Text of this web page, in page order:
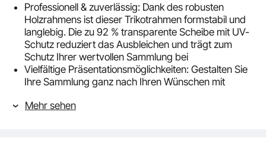
Professionell & zuverlässig: Dank des robusten
Holzrahmens ist dieser Trikotrahmen formstabil und
langlebig. Die zu 92 % transparente Scheibe mit UV-
Schutz reduziert das Ausbleichen und trägt zum
Schutz Ihrer wertvollen Sammlung bei
Vielfältige Präsentationsmöglichkeiten: Gestalten Sie
Ihre Sammlung ganz nach Ihren Wünschen mit
ermöglicht Ihnen eine individuelle Präsentation, die
Mehr sehen